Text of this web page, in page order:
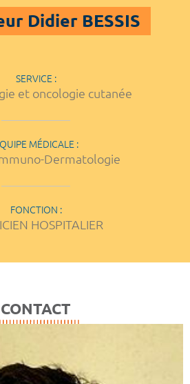
Didier BESSIS
SERVICE :
et oncologie cutanée
MÉDICALE :
Dermatologie
FONCTION :
HOSPITALIER
CONTACT